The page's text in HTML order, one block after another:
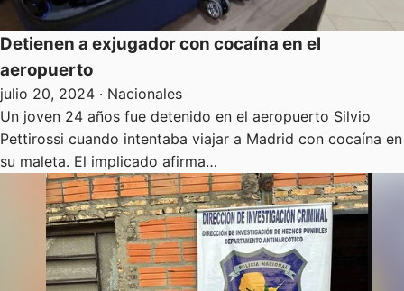
Detienen a exjugador con cocaína en el
aeropuerto
julio 20, 2024 · Nacionales
Un joven 24 años fue detenido en el aeropuerto Silvio
Pettirossi cuando intentaba viajar a Madrid con cocaína en
su maleta. El implicado afirma…